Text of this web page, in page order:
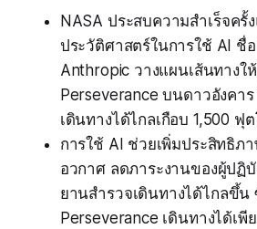
NASA ประสบความสำเร็จครั้
ประวัติศาสตร์ในการใช้ AI ชื่
Anthropic วางแผนเส้นทางใ
Perseverance บนดาวอังคา
เดินทางได้ไกลเกือบ 1,500 ฟุ
การใช้ AI ช่วยเพิ่มประสิทธิภ
อวกาศ ลดภาระงานของผู้ปฏิ
ยานสำรวจเดินทางได้ไกลขึ้น
Perseverance เดินทางได้เพี